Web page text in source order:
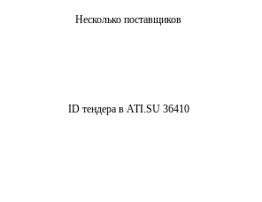
Несколько поставщиков
ID тендера в ATI.SU 36410